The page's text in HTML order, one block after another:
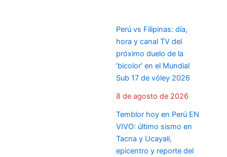
Perú vs Filipinas: día,
hora y canal TV del
próximo duelo de la
‘bicolor’ en el Mundial
Sub 17 de vóley 2026
8 de agosto de 2026
Temblor hoy en Perú EN
VIVO: último sismo en
Tacna y Ucayali,
epicentro y reporte del